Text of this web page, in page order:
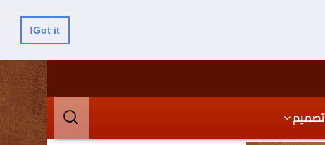
Got it!
تصميم
البحث
عن: